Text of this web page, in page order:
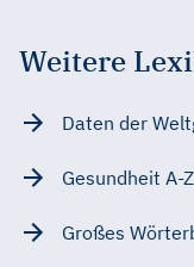
Weitere
Daten der
Gesundheit A-Z
Großes